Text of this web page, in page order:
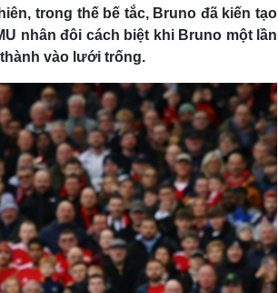
trong thế bế tắc, Bruno đã kiến tạo
nhân đôi cách biệt khi Bruno một lần
vào lưới trống.